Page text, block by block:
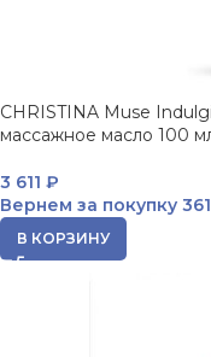
CHRISTINA Muse
массажное масло 100
3 611 ₽
Вернем за покупку
В КОРЗИНУ